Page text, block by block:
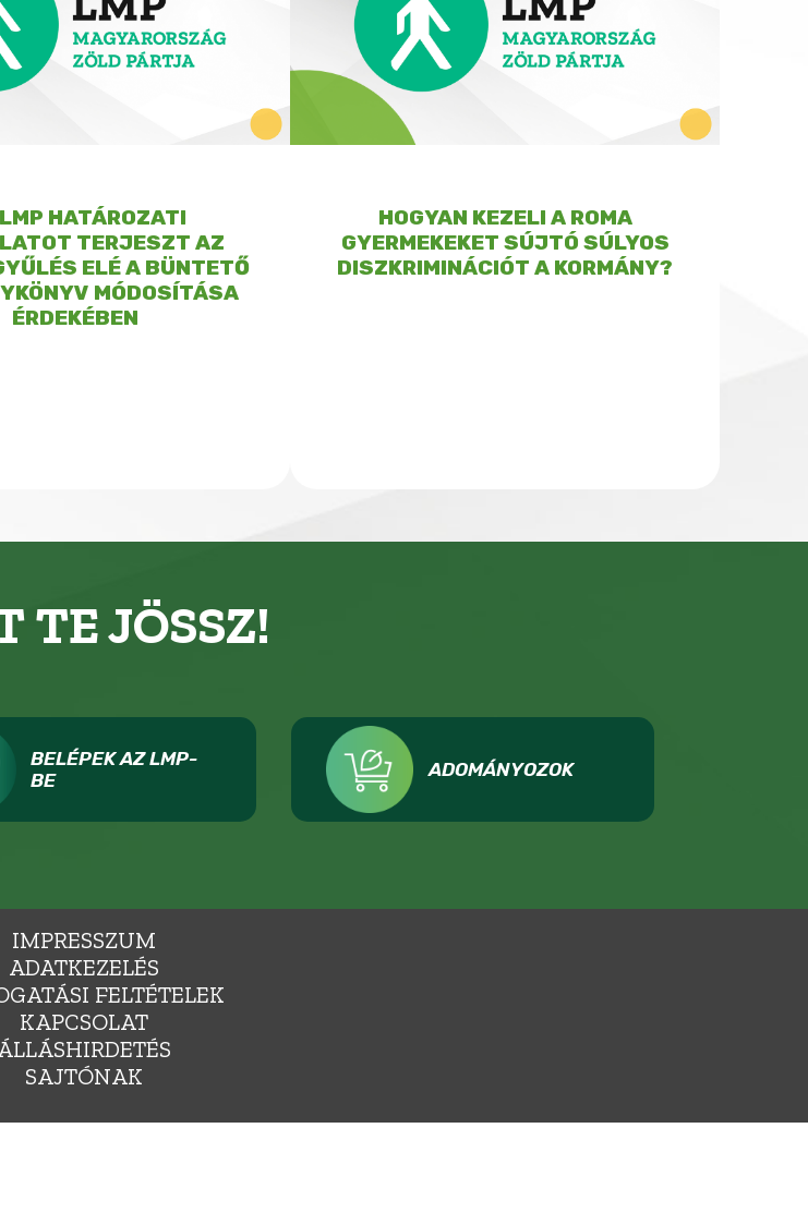
HATÁROZATI
TERJESZT AZ
ELÉ A BÜNTETŐ
MÓDOSÍTÁSA
ÉRDEKÉBEN
HOGYAN KEZELI A ROMA
GYERMEKEKET SÚJTÓ SÚLYOS
DISZKRIMINÁCIÓT A KORMÁNY?
TE JÖSSZ!
BELÉPEK AZ LMP-
BE
ADOMÁNYOZOK
IMPRESSZUM
ADATKEZELÉS
FELTÉTELEK
KAPCSOLAT
SAJTÓNAK